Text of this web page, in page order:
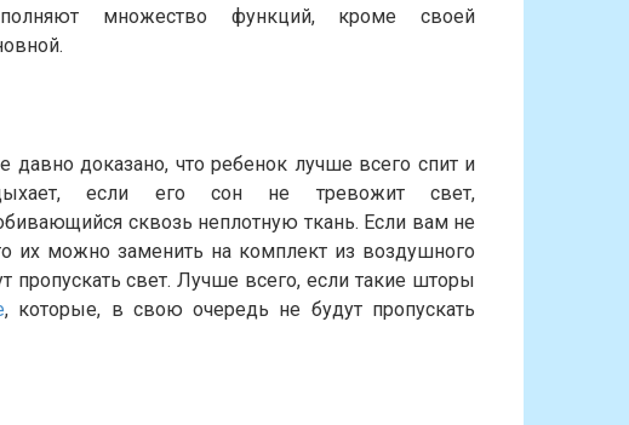
множество функций, кроме своей
давно доказано, что ребенок лучше всего спит и
если его сон не тревожит свет,
сквозь неплотную ткань. Если вам не
их можно заменить на комплект из воздушного
пропускать свет. Лучше всего, если такие шторы
, которые, в свою очередь не будут пропускать